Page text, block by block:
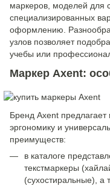
маркеров, моделей для
специализированных
оформлению.
узлов позволяет
учебы или
Маркер Axent:
Бренд Axent
эргономику и
преимуществ:
в каталоге
текстмаркеры
(сухостиральные), а